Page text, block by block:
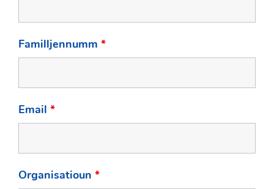
Familljennumm *
Email *
Organisatioun *